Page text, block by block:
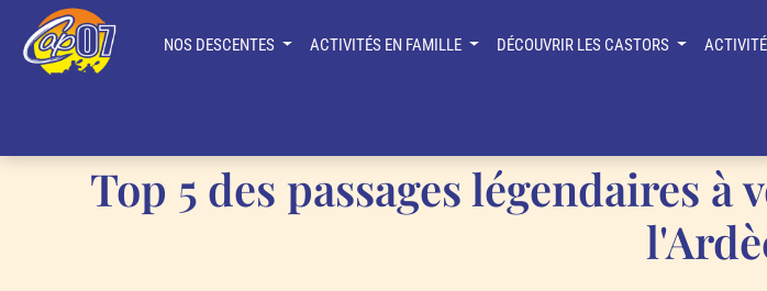
NOS DESCENTES ACTIVITÉS EN FAMILLE DÉCOUVRIR LES CASTORS
Top 5 des
Top 5 des passages légendaires à
Panneau de gestion des cookies